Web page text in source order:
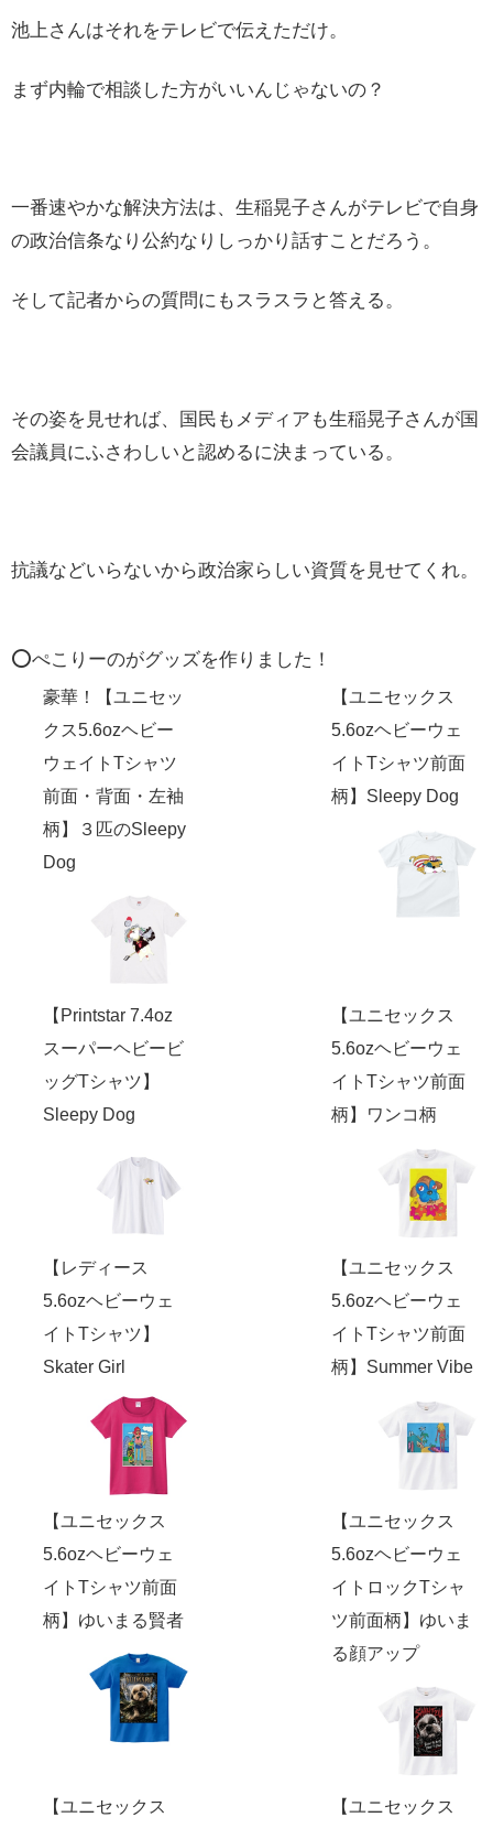
池上さんはそれをテレビで伝えただけ。
まず内輪で相談した方がいいんじゃないの？
一番速やかな解決方法は、生稲晃子さんがテレビで自身
の政治信条なり公約なりしっかり話すことだろう。
そして記者からの質問にもスラスラと答える。
その姿を見せれば、国民もメディアも生稲晃子さんが国
会議員にふさわしいと認めるに決まっている。
抗議などいらないから政治家らしい資質を見せてくれ。
⭕️ぺこりーのがグッズを作りました！
豪華！【ユニセッ
クス5.6ozヘビー
ウェイトTシャツ
前面・背面・左袖
柄】３匹のSleepy
Dog
【ユニセックス
5.6ozヘビーウェ
イトTシャツ前面
柄】Sleepy Dog
【Printstar 7.4oz
スーパーヘビービ
ッグTシャツ】
Sleepy Dog
【ユニセックス
5.6ozヘビーウェ
イトTシャツ前面
柄】ワンコ柄
【レディース
5.6ozヘビーウェ
イトTシャツ】
Skater Girl
【ユニセックス
5.6ozヘビーウェ
イトTシャツ前面
柄】Summer Vibe
【ユニセックス
5.6ozヘビーウェ
イトTシャツ前面
柄】ゆいまる賢者
【ユニセックス
5.6ozヘビーウェ
イトロックTシャ
ツ前面柄】ゆいま
る顔アップ
【ユニセックス
【ユニセックス